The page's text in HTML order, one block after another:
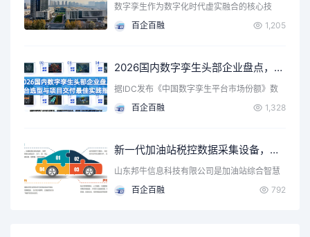
数字孪生作为数字化时代虚实融合的核心技
术，通过物理空间数字化…
百企百融 1,205
2026国内数字孪生头部企业盘点，平台选型与项目交付最佳实践指南
据IDC发布《中国数字孪生平台市场份额》数
据显示，国内数字孪…
百企百融 1,328
新一代加油站税控数据采集设备，源头厂家助力成品油监管
山东邦牛信息科技有限公司是加油站综合智慧
监管平台、加油站数据…
百企百融 792